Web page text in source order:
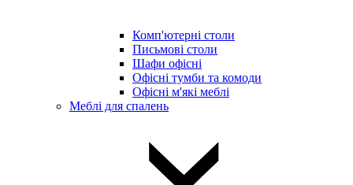
Комп'ютерні столи
Письмові столи
Шафи офісні
Офісні тумби та комоди
Офісні м'які меблі
Меблі для спалень